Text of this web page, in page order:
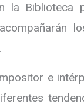
la Biblioteca
e